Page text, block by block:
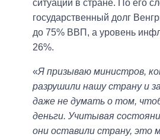
ситуации в стране. По его
государственный долг
до 75% ВВП, а уровень
26%.
«Я призываю министров,
разрушили нашу страну и
даже не думать о том,
деньги. Учитывая
они оставили страну, это